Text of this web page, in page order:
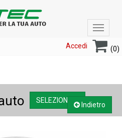
Toggle
Accedi
(0)
SELEZIONA....
Indietro